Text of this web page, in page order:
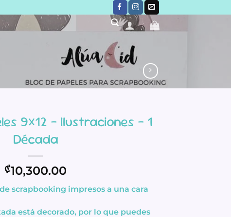
9×12 – Ilustraciones – 1
Década
₡10,300.00
scrapbooking impresos a una cara
está decorado, por lo que puedes